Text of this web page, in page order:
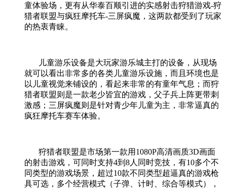
童体验场，更有从华泰百顺引进的实感射击狩猎游戏-狩
猎者联盟与疯狂摩托车-三屏疯魔，这两款都受到了玩家
的热衷青睐。
儿童游乐设备是大玩家游乐城主打的设备，从现场
就可以看出非常多的各类儿童游乐设施，而且环境也是
以儿童视觉来铺设的，看起来非常的有童年气息；而狩
猎者联盟则是一款老少皆宜的游戏，父子兵上阵更带刺
激感；三屏疯魔则是针对青少年儿童为主，非常逼真的
疯狂摩托车赛车体验。
狩猎者联盟是市场第一款用 1080P高清画质3D画面
的射击游戏，可同时支持4到 8人同时竞技，有10多个不
同类型的游戏场景，超过10款不同类型超逼真的游戏枪
具可选，多个经营模式（子弹、计时、综合等模式），